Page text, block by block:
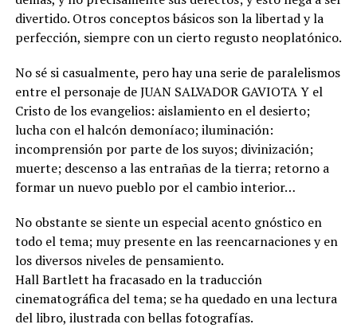
divertido. Otros conceptos básicos son la libertad y la
perfección, siempre con un cierto regusto neoplatónico.
No sé si casualmente, pero hay una serie de paralelismos
entre el personaje de JUAN SALVADOR GAVIOTA Y el
Cristo de los evangelios: aislamiento en el desierto;
lucha con el halcón demoníaco; iluminación:
incomprensión por parte de los suyos; divinización;
muerte; descenso a las entrañas de la tierra; retorno a
formar un nuevo pueblo por el cambio interior…
No obstante se siente un especial acento gnóstico en
todo el tema; muy presente en las reencarnaciones y en
los diversos niveles de pensamiento.
Hall Bartlett ha fracasado en la traducción
cinematográfica del tema; se ha quedado en una lectura
del libro, ilustrada con bellas fotografías.